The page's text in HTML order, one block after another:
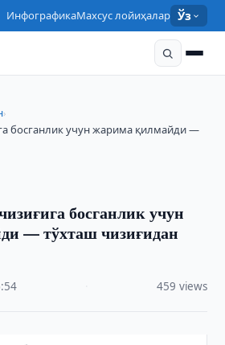
ИнфографикаМахсус лойиҳалар Ўз
›
босганлик учун жарима қилмайди —
босганлик учун
— тўхташ чизиғидан
459 views